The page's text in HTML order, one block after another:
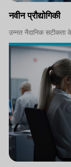
नवीन प्रौद्योगिकी
उन्नत नैदानिक सटीकता के